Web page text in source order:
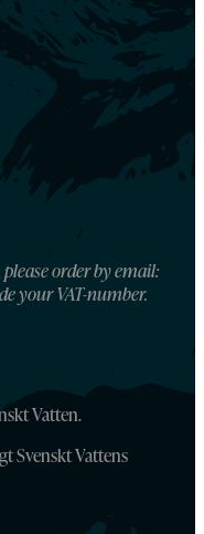
order by email:
your VAT-number.
Vatten.
Svenskt Vattens